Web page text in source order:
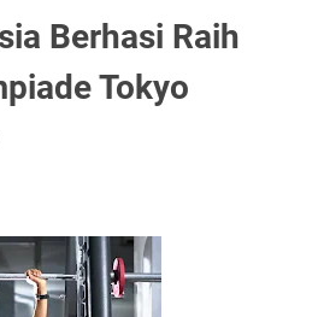
Berhasi Raih
Tokyo